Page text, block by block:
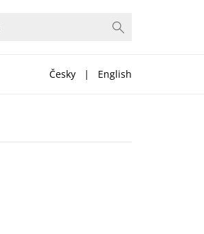
Česky | English